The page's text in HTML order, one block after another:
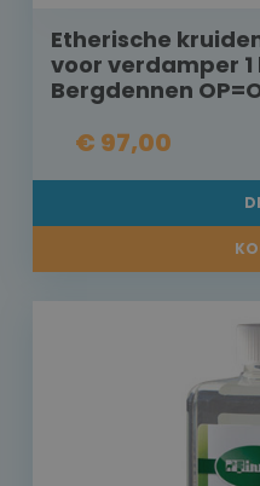
Etherische
voor verdamper
Bergdennen
€ 97,00